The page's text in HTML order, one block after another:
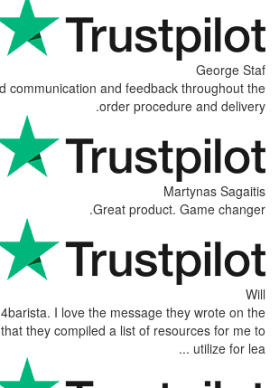
Fast delivery. Good communication and
order
Great
I absolutely love 4barista. I love the message
delivery box. I love that they compiled a list of